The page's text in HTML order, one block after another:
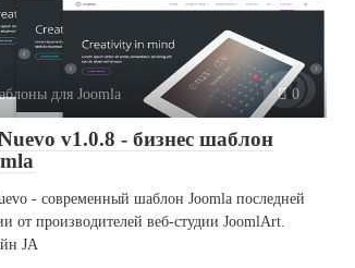
для Joomla 0
v1.0.8 - бизнес шаблон
- современный шаблон Joomla последней
от производителей веб-студии JoomlArt.
JA